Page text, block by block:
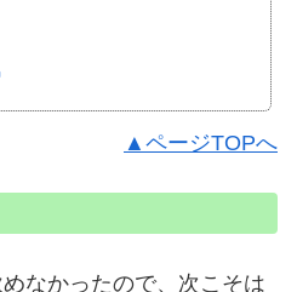
▲ページTOPへ
なかったので、次こそは